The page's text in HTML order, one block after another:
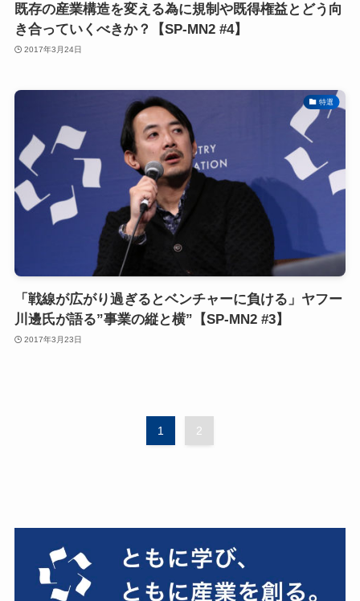
既存の産業構造を変える為に規制や既得権益とどう向
き合っていくべきか？【SP-MN2 #4】
2017年3月24日
特選
「戦線が広がり過ぎるとベンチャーに負ける」ヤフー
川邊氏が語る”事業の縦と横”【SP-MN2 #3】
2017年3月23日
1 2